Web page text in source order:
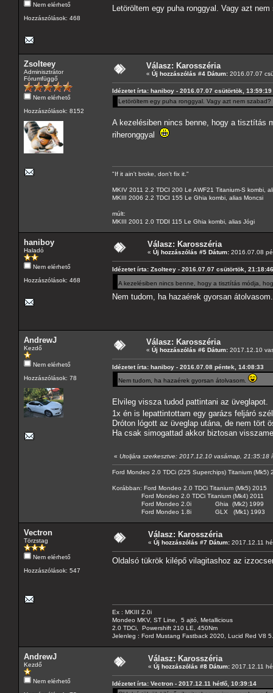
Nem elérhető
Hozzászólások: 468
Letöröltem egy puha ronggyal. Vagy azt nem
Zsolteey
Adminisztrátor
Fórumfüggő
Nem elérhető
Hozzászólások: 8152
Válasz: Karosszéria
« Új hozzászólás #4 Dátum: 2016.07.07
Idézetet írta: haniboy - 2016.07.07 csütörtök, 13:59:19
Letöröltem egy puha ronggyal. Vagy azt nem szabad?
A kezelésiben nincs benne, hogy a tisztítás
riheronggyal
"If it ain't broke, don't fix it."
MKIV 2011 2.2 TDCI 200 Le AWF21 Titanium-S kombi,
MKIII 2006 2.2 TDCI 155 Le Ghia kombi, alias Moncsi
múlt:
MKIII 2001 2.0 TDDI 115 Le Ghia kombi, alias Jógi
haniboy
Haladó
Nem elérhető
Hozzászólások: 468
Válasz: Karosszéria
« Új hozzászólás #5 Dátum: 2016.07.08
Idézetet írta: Zsolteey - 2016.07.07 csütörtök, 21:18:46
A kezelésiben nincs benne, hogy a tisztítás módja,
Nem tudom, ha hazaérek gyorsan
AndrewJ
Kezdő
Nem elérhető
Hozzászólások: 78
Válasz: Karosszéria
« Új hozzászólás #6 Dátum: 2017.12.10
Idézetet írta: haniboy - 2016.07.08 péntek, 14:08:33
Nem tudom, ha hazaérek gyorsan átolvasom.
Elvileg vissza tudod pattintani az üveglapot.
1x én is lepattintottam egy garázs feljáró
Dróton lógott az üveglap utána, de nem tört
Ha csak simogattad akkor biztosan
« Utoljára szerkesztve: 2017.12.10 vasárnap, 21:35:18
Ford Mondeo 2.0 TDCi (225 Superchips) Titanium (Mk5)
Korábban: Ford Mondeo 2.0 TDCi Titanium (Mk5) 2015
Ford Mondeo 2.0 TDCi Titanium (Mk4) 2011
Ford Mondeo 2.0i Ghia (Mk2) 1999
Ford Mondeo 1.8i GLX (Mk1) 1993
Vectron
Törzstag
Nem elérhető
Hozzászólások: 547
Válasz: Karosszéria
« Új hozzászólás #7 Dátum: 2017.12.11
Oldalsó tükrök kilépő vilagitashoz az
Ex : MKIII 2.0i
Mondeo MKV, ST Line, 5 ajtó, Metallicious
2.0 TDCi, Powershift 210 LE, 450Nm
Jelenleg : Ford Mustang Fastback 2020, Lucid Red V8
AndrewJ
Kezdő
Nem elérhető
Válasz: Karosszéria
« Új hozzászólás #8 Dátum: 2017.12.11
Idézetet írta: Vectron - 2017.12.11 hétfő, 10:39:14